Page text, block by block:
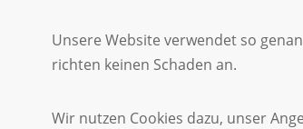
Unsere Website verwendet so
richten keinen Schaden an.
Wir nutzen Cookies dazu, unser